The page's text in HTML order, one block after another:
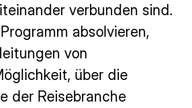
verbunden sind.
absolvieren,
von
über die
der Reisebranche